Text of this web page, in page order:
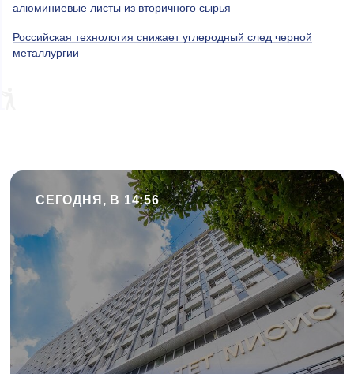
алюминиевые листы из вторичного сырья
Российская технология снижает углеродный след черной
металлургии
СЕГОДНЯ, В 14:56